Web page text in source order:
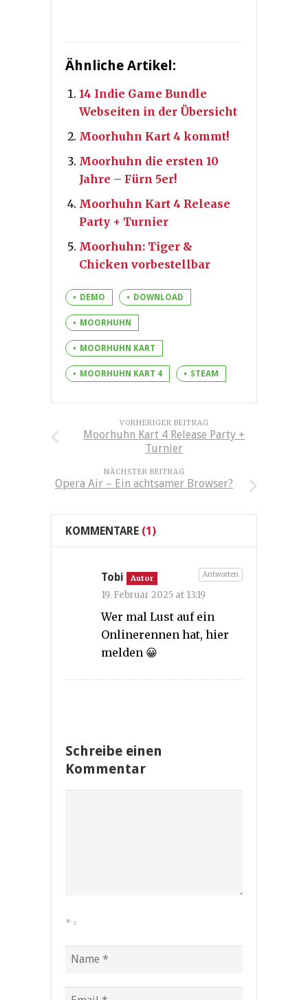
Ähnliche Artikel:
14 Indie Game Bundle
Webseiten in der Übersicht
Moorhuhn Kart 4 kommt!
Moorhuhn die ersten 10
Jahre – Fürn 5er!
Moorhuhn Kart 4 Release
Party + Turnier
Moorhuhn: Tiger &
Chicken vorbestellbar
DEMO DOWNLOAD
MOORHUHN
MOORHUHN KART
MOORHUHN KART 4 STEAM
VORHERIGER BEITRAG
Moorhuhn Kart 4 Release Party +
Turnier
NÄCHSTER BEITRAG
Opera Air – Ein achtsamer Browser?
KOMMENTARE (1)
Tobi Autor
19. Februar 2025 at 13:19
Wer mal Lust auf ein
Onlinerennen hat, hier
melden 😀
Antworten
Schreibe einen
Kommentar
* =